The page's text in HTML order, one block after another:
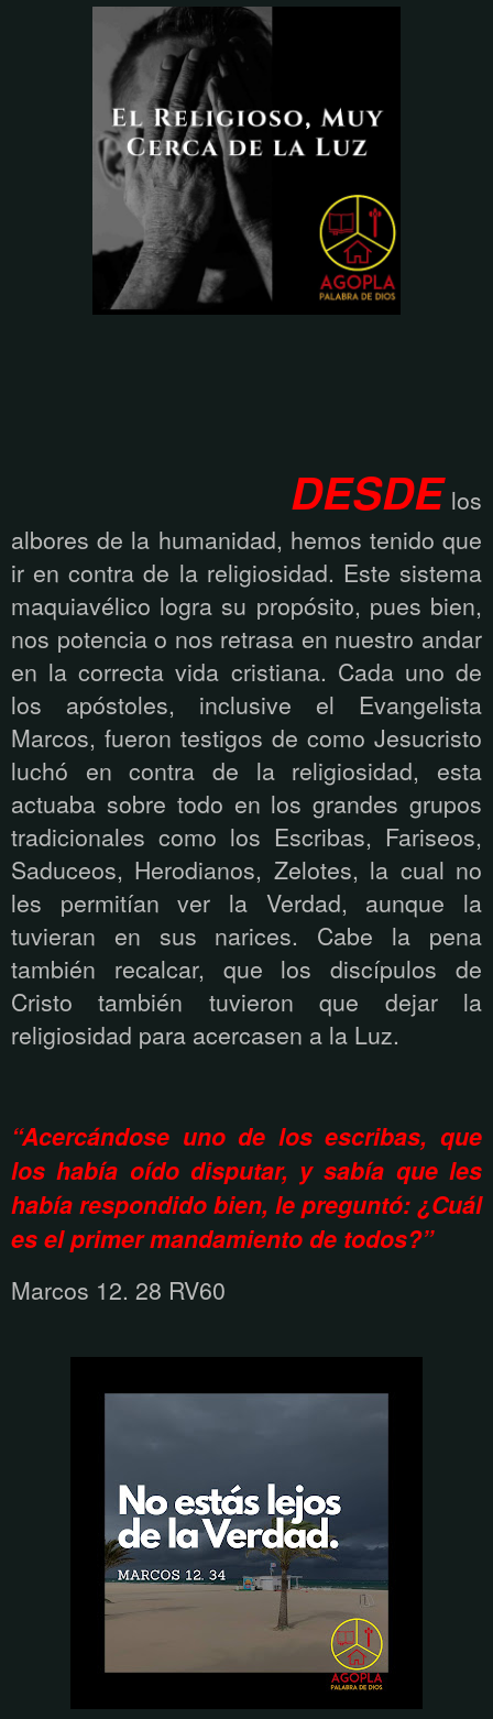
DESDE los
albores de la humanidad, hemos tenido que
ir en contra de la religiosidad. Este sistema
maquiavélico logra su propósito, pues bien,
nos potencia o nos retrasa en nuestro andar
en la correcta vida cristiana. Cada uno de
los apóstoles, inclusive el Evangelista
Marcos, fueron testigos de como Jesucristo
luchó en contra de la religiosidad, esta
actuaba sobre todo en los grandes grupos
tradicionales como los Escribas, Fariseos,
Saduceos, Herodianos, Zelotes, la cual no
les permitían ver la Verdad, aunque la
tuvieran en sus narices. Cabe la pena
también recalcar, que los discípulos de
Cristo también tuvieron que dejar la
religiosidad para acercasen a la Luz.
“Acercándose uno de los escribas, que
los había oído disputar, y sabía que les
había respondido bien, le preguntó: ¿Cuál
es el primer mandamiento de todos?”
Marcos 12. 28 RV60